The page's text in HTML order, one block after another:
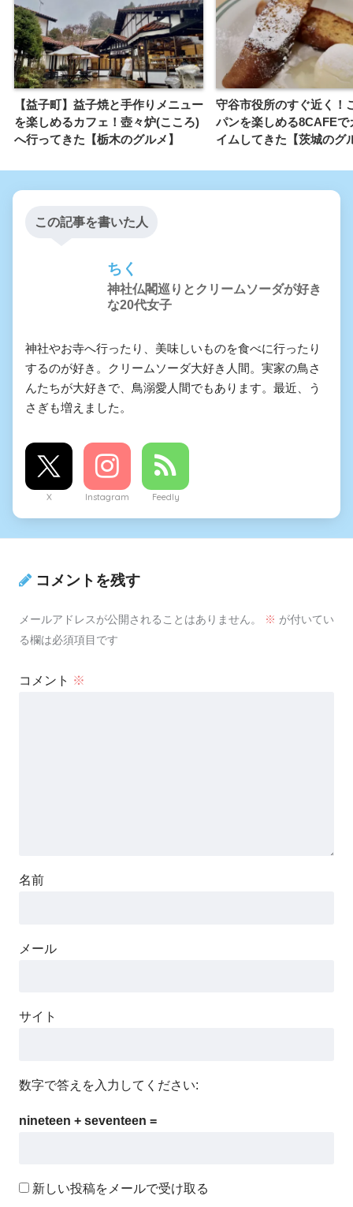
【益子町】益子焼と手作りメニュー
を楽しめるカフェ！壺々炉(こころ)
へ行ってきた【栃木のグルメ】
守谷市役所のすぐ近く！
パンを楽しめる8CAFEで
イムしてきた【茨城のグ
この記事を書いた人
ちく
神社仏閣巡りとクリームソーダが好き
な20代女子
神社やお寺へ行ったり、美味しいものを食べに行ったり
するのが好き。クリームソーダ大好き人間。実家の鳥さ
んたちが大好きで、鳥溺愛人間でもあります。最近、う
さぎも増えました。
X Instagram Feedly
コメントを残す
メールアドレスが公開されることはありません。 ※ が付いてい
る欄は必須項目です
コメント ※
名前
メール
サイト
数字で答えを入力してください:
nineteen + seventeen =
新しい投稿をメールで受け取る